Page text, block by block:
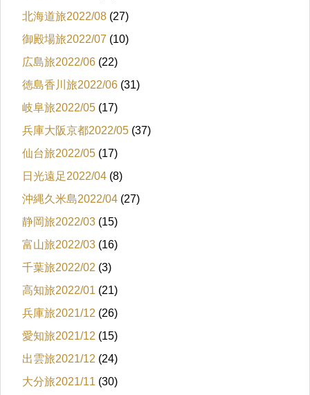
北海道旅2022/08 (27)
御殿場旅2022/07 (10)
広島旅2022/06 (22)
徳島香川旅2022/06 (31)
岐阜旅2022/05 (17)
兵庫大阪京都2022/05 (37)
仙台旅2022/05 (17)
日光遠足2022/04 (8)
沖縄久米島2022/04 (27)
静岡旅2022/03 (15)
富山旅2022/03 (16)
千葉旅2022/02 (3)
高知旅2022/01 (21)
兵庫旅2021/12 (26)
愛知旅2021/12 (15)
出雲旅2021/12 (24)
大分旅2021/11 (30)